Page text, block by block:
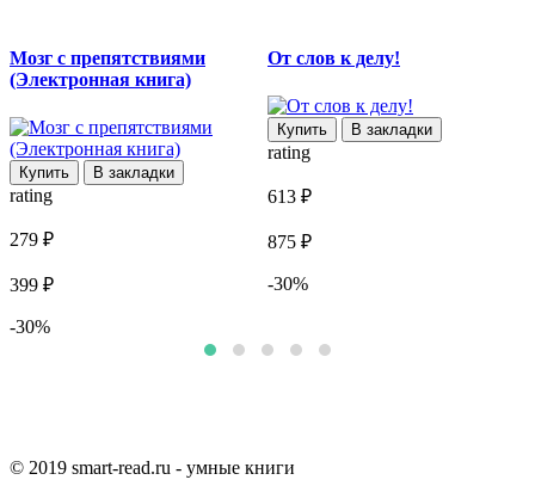
Мозг с препятствиями
(Электронная книга)
Купить В закладки
rating
279 ₽
399 ₽
-30%
От слов к делу!
Купить В закладки
rating
613 ₽
875 ₽
-30%
© 2019 smart-read.ru - умные книги